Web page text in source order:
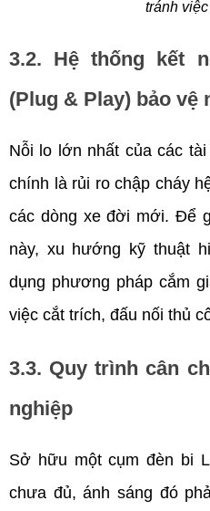
tránh
3.2. Hệ thống kết
(Plug & Play) bảo vệ
Nỗi lo lớn nhất của các
chính là rủi ro chập cháy
các dòng xe đời mới. Để
này, xu hướng kỹ thuật
dụng phương pháp cắm
việc cắt trích, đấu nối thủ
3.3. Quy trình cân
nghiệp
Sở hữu một cụm đèn bi
chưa đủ, ánh sáng đó